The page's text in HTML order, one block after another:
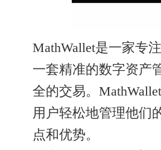
MathWallet是一家专
一套精准的数字资产
全的交易。
用户轻松地管理他们
点和优势。